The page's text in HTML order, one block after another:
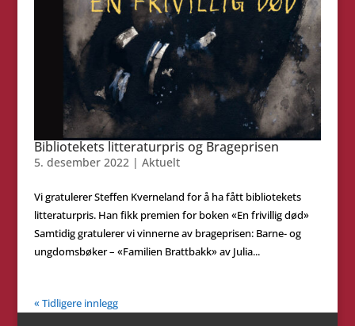
Bibliotekets litteraturpris og Brageprisen
5. desember 2022| Aktuelt
Vi gratulerer Steffen Kverneland for å ha fått bibliotekets
litteraturpris. Han fikk premien for boken «En frivillig død»
Samtidig gratulerer vi vinnerne av brageprisen: Barne- og
ungdomsbøker – «Familien Brattbakk» av Julia...
« Tidligere innlegg